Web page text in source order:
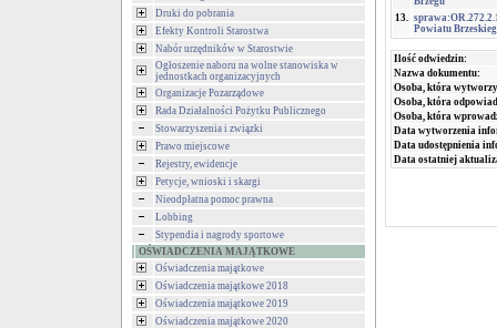
Druki do pobrania
Efekty Kontroli Starostwa
Nabór urzędników w Starostwie
Ogłoszenie naboru na wolne stanowiska w
jednostkach organizacyjnych
Organizacje Pozarządowe
Rada Działalności Pożytku Publicznego
Stowarzyszenia i związki
Prawo miejscowe
Rejestry, ewidencje
Petycje, wnioski i skargi
Nieodpłatna pomoc prawna
Lobbing
Stypendia i nagrody sportowe
OŚWIADCZENIA MAJĄTKOWE
Oświadczenia majątkowe
Oświadczenia majątkowe 2018
Oświadczenia majątkowe 2019
Oświadczenia majątkowe 2020
13.
Powiatu
Ilość odwiedzin:
Nazwa dokumentu:
Osoba, która
Osoba, która
Osoba, która
Data wytworzenia
Data udostępnienia
Data ostatniej